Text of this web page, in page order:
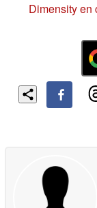
Dimensity en